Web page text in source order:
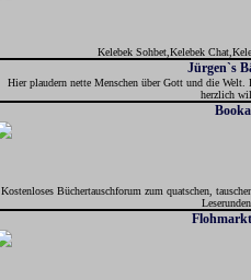
Kelebek Sohbet,Kelebek
Jürgen`s
Hier plaudern nette Menschen über Gott und die Welt.
herzlich
Kostenloses Büchertauschforum zum quatschen,